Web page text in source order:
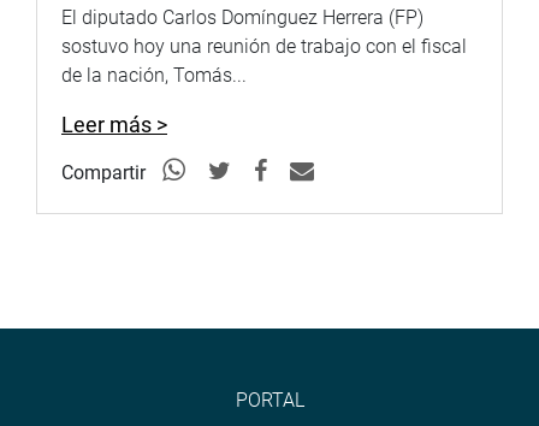
Librería: Jr. Huallaga 330, Cercado de Lima
Precio: S/ 55.00 Teléfono: (01) 311-7777 anexo 6226
WhatsApp: 924 987 288 Página web:
www.congreso.gob.pe/fondoeditorial
@fecdelperu
El diputado Carlos Domínguez Herrera (FP)
sostuvo hoy una reunión de trabajo con el fiscal
de la nación, Tomás...
Leer más >
Compartir
PORTAL